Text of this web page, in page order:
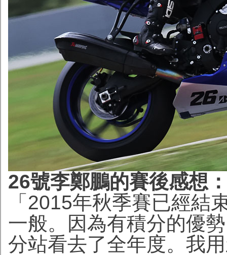
26號李鄭鵬的賽後感想
「2015年秋季賽已經結
一般。因為有積分的優
分站看去了全年度。我